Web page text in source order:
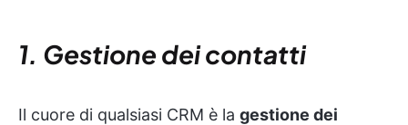
1. Gestione dei contatti
Il cuore di qualsiasi CRM è la gestione dei